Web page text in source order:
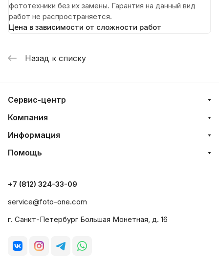
фототехники без их замены. Гарантия на данный вид
работ не распространяется.
Цена в зависимости от сложности работ
Назад к списку
Сервис-центр
Компания
Информация
Помощь
+7 (812) 324-33-09
service@foto-one.com
г. Санкт-Петербург Большая Монетная, д. 16